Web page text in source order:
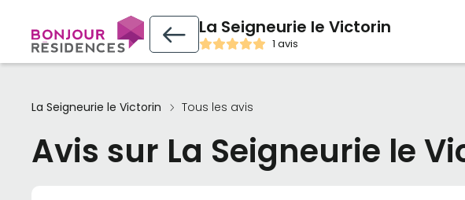
La Seigneurie le Victorin
1 avis
La Seigneurie le Victorin Tous les avis
Avis sur La Seigneurie le